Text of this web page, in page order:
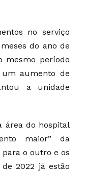
no serviço
do ano de
mesmo período
aumento de
a unidade
área do hospital
maior” da
o outro e os
2022 já estão